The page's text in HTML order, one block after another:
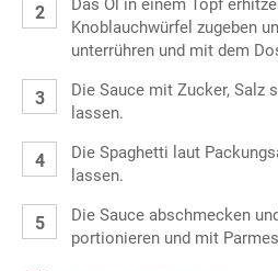
Das Öl in einem Topf
Knoblauchwürfel zugeben
unterrühren und mit dem
Die Sauce mit Zucker, Salz
lassen.
Die Spaghetti laut
lassen.
Die Sauce abschmecken
portionieren und mit